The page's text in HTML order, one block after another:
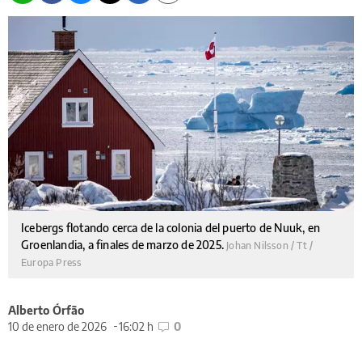
Icebergs flotando cerca de la colonia del puerto de Nuuk, en
Groenlandia, a finales de marzo de 2025. Johan Nilsson / Tt /
Europa Press
Alberto Órfão
10 de enero de 2026
16:02 h 0